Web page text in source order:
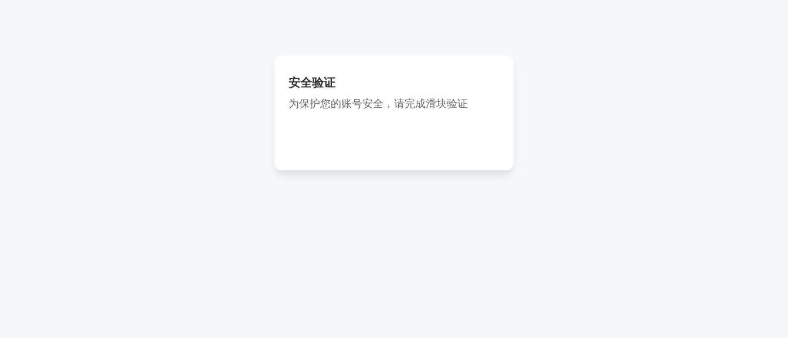
安全验证
为保护您的账号安全，请完成滑块验证